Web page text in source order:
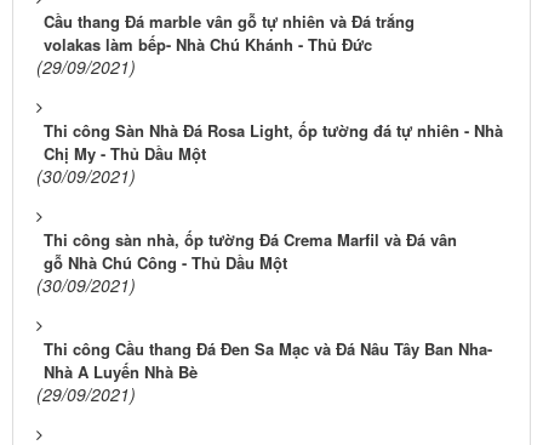
Cầu thang Đá marble vân gỗ tự nhiên và Đá trắng
volakas làm bếp- Nhà Chú Khánh - Thủ Đức
(29/09/2021)
Thi công Sàn Nhà Đá Rosa Light, ốp tường đá tự nhiên - Nhà
Chị My - Thủ Dầu Một
(30/09/2021)
Thi công sàn nhà, ốp tường Đá Crema Marfil và Đá vân
gỗ Nhà Chú Công - Thủ Dầu Một
(30/09/2021)
Thi công Cầu thang Đá Đen Sa Mạc và Đá Nâu Tây Ban Nha-
Nhà A Luyến Nhà Bè
(29/09/2021)